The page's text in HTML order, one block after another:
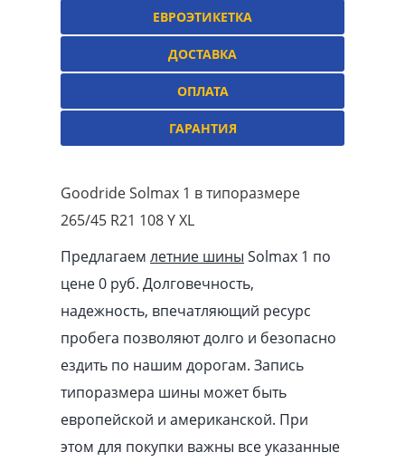
ЕВРОЭТИКЕТКА
ДОСТАВКА
ОПЛАТА
ГАРАНТИЯ
Goodride Solmax 1 в типоразмере
265/45 R21 108 Y XL
Предлагаем летние шины Solmax 1 по
цене 0 руб. Долговечность,
надежность, впечатляющий ресурс
пробега позволяют долго и безопасно
ездить по нашим дорогам. Запись
типоразмера шины может быть
европейской и американской. При
этом для покупки важны все указанные